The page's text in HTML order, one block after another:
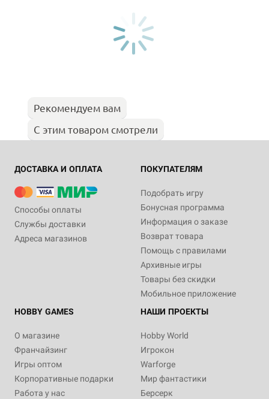
Рекомендуем вам
С этим товаром смотрели
ДОСТАВКА И ОПЛАТА
Способы оплаты
Службы доставки
Адреса магазинов
ПОКУПАТЕЛЯМ
Подобрать игру
Бонусная программа
Информация о заказе
Возврат товара
Помощь с правилами
Архивные игры
Товары без скидки
Мобильное приложение
HOBBY GAMES
О магазине
Франчайзинг
Игры оптом
Корпоративные подарки
Работа у нас
НАШИ ПРОЕКТЫ
Hobby World
Игрокон
Warforge
Мир фантастики
Берсерк